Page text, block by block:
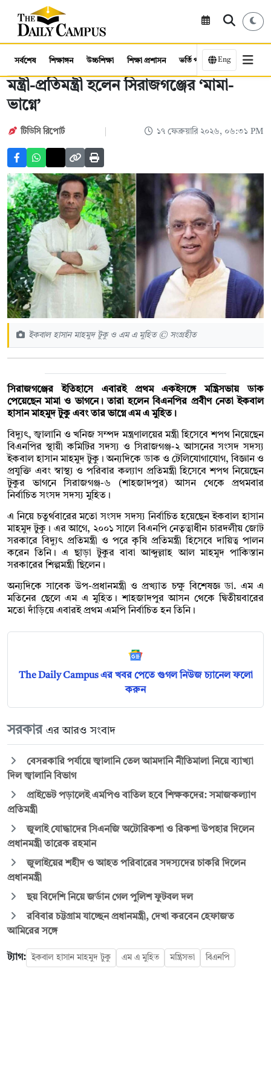
সর্বশেষ শিক্ষাঙ্গন উচ্চশিক্ষা শিক্ষা প্রশাসন ভর্তি পরীক্ষা কর্মসংস্থান
Eng
মন্ত্রী-প্রতিমন্ত্রী হলেন সিরাজগঞ্জের ‘মামা-
ভাগ্নে’
টিডিসি রিপোর্ট ১৭ ফেব্রুয়ারি ২০২৬, ০৬:৩১ PM
ইকবাল হাসান মাহমুদ টুকু ও এম এ মুহিত © সংগ্রহীত
সিরাজগঞ্জের ইতিহাসে এবারই প্রথম একইসঙ্গে মন্ত্রিসভায় ডাক
পেয়েছেন মামা ও ভাগনে। তারা হলেন বিএনপির প্রবীণ নেতা ইকবাল
হাসান মাহমুদ টুকু এবং তার ভাগ্নে এম এ মুহিত।
বিদ্যুৎ, জ্বালানি ও খনিজ সম্পদ মন্ত্রণালয়ের মন্ত্রী হিসেবে শপথ নিয়েছেন
বিএনপির স্থায়ী কমিটির সদস্য ও সিরাজগঞ্জ-২ আসনের সংসদ সদস্য
ইকবাল হাসান মাহমুদ টুকু। অন্যদিকে ডাক ও টেলিযোগাযোগ, বিজ্ঞান ও
প্রযুক্তি এবং স্বাস্থ্য ও পরিবার কল্যাণ প্রতিমন্ত্রী হিসেবে শপথ নিয়েছেন
টুকুর ভাগনে সিরাজগঞ্জ-৬ (শাহজাদপুর) আসন থেকে প্রথমবার
নির্বাচিত সংসদ সদস্য মুহিত।
এ নিয়ে চতুর্থবারের মতো সংসদ সদস্য নির্বাচিত হয়েছেন ইকবাল হাসান
মাহমুদ টুকু। এর আগে, ২০০১ সালে বিএনপি নেতৃত্বাধীন চারদলীয় জোট
সরকারে বিদ্যুৎ প্রতিমন্ত্রী ও পরে কৃষি প্রতিমন্ত্রী হিসেবে দায়িত্ব পালন
করেন তিনি। এ ছাড়া টুকুর বাবা আব্দুল্লাহ আল মাহমুদ পাকিস্তান
সরকারের শিল্পমন্ত্রী ছিলেন।
অন্যদিকে সাবেক উপ-প্রধানমন্ত্রী ও প্রখ্যাত চক্ষু বিশেষজ্ঞ ডা. এম এ
মতিনের ছেলে এম এ মুহিত। শাহজাদপুর আসন থেকে দ্বিতীয়বারের
মতো দাঁড়িয়ে এবারই প্রথম এমপি নির্বাচিত হন তিনি।
The Daily Campus এর খবর পেতে গুগল নিউজ চ্যানেল ফলো
করুন
সরকার এর আরও সংবাদ
বেসরকারি পর্যায়ে জ্বালানি তেল আমদানি নীতিমালা নিয়ে ব্যাখ্যা
দিল জ্বালানি বিভাগ
প্রাইভেট পড়ালেই এমপিও বাতিল হবে শিক্ষকদের: সমাজকল্যাণ
প্রতিমন্ত্রী
জুলাই যোদ্ধাদের সিএনজি অটোরিকশা ও রিকশা উপহার দিলেন
প্রধানমন্ত্রী তারেক রহমান
জুলাইয়ের শহীদ ও আহত পরিবারের সদস্যদের চাকরি দিলেন
প্রধানমন্ত্রী
ছয় বিদেশি নিয়ে জর্ডান গেল পুলিশ ফুটবল দল
রবিবার চট্টগ্রাম যাচ্ছেন প্রধানমন্ত্রী, দেখা করবেন হেফাজত
আমিরের সঙ্গে
ট্যাগ: ইকবাল হাসান মাহমুদ টুকু এম এ মুহিত মন্ত্রিসভা বিএনপি